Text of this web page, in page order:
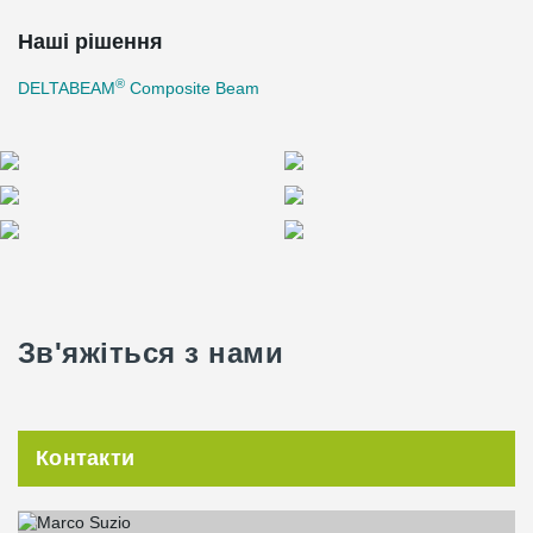
Наші рішення
DELTABEAM® Composite Beam
Зв'яжіться з нами
Контакти